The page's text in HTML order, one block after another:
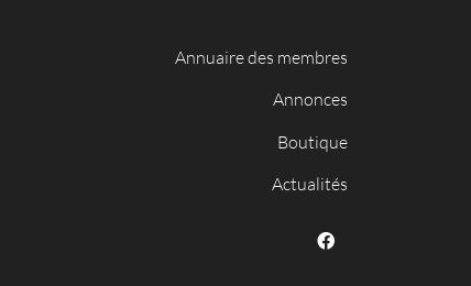
Annuaire des membres
Annonces
Boutique
Actualités